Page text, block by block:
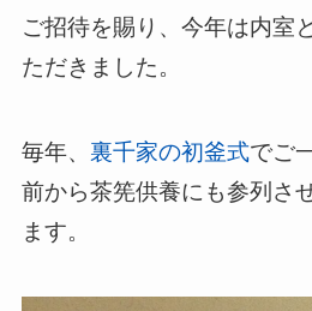
ご招待を賜り、今年は内室
ただきました。
毎年、 裏千家の初釜式でご
前から茶筅供養にも参列さ
ます。